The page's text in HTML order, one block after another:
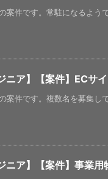
案件です。常駐になるよ
ニア】【案件】ECサ
案件です。複数名を募集し
ニア】【案件】事業